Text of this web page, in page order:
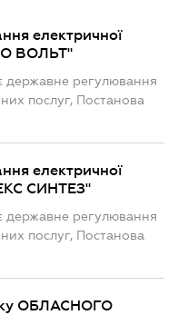
електричної
ВОЛЬТ"
державне регулювання
послуг, Постанова
електричної
СИНТЕЗ"
державне регулювання
послуг, Постанова
ОБЛАСНОГО